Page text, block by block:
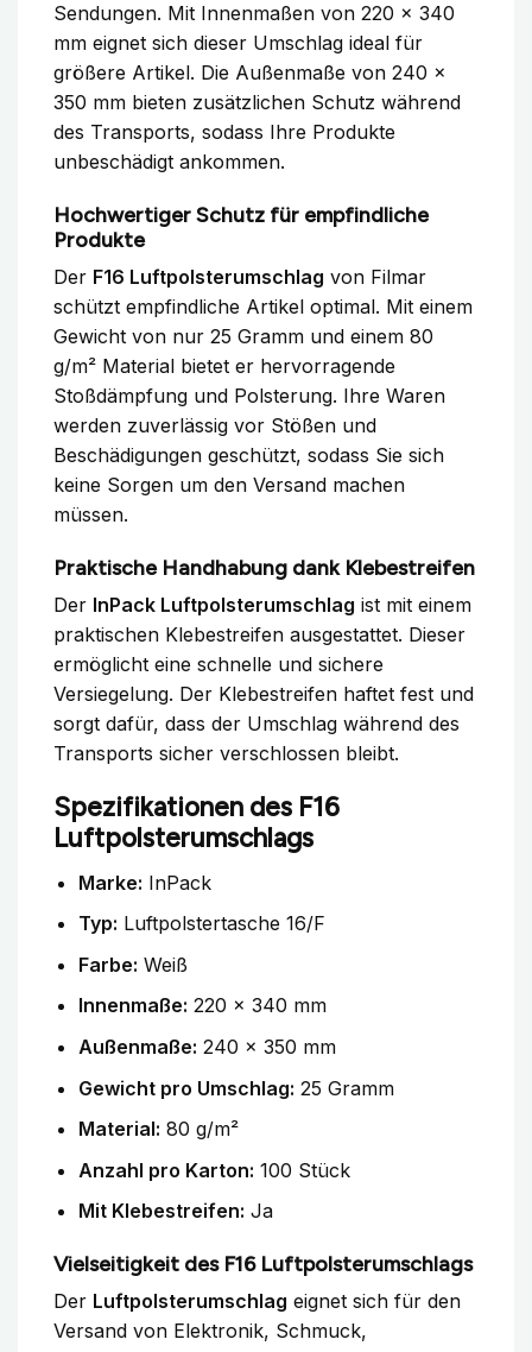
Sendungen. Mit Innenmaßen von 220 x 340
mm eignet sich dieser Umschlag ideal für
größere Artikel. Die Außenmaße von 240 x
350 mm bieten zusätzlichen Schutz während
des Transports, sodass Ihre Produkte
unbeschädigt ankommen.
Hochwertiger Schutz für empfindliche
Produkte
Der F16 Luftpolsterumschlag von Filmar
schützt empfindliche Artikel optimal. Mit einem
Gewicht von nur 25 Gramm und einem 80
g/m² Material bietet er hervorragende
Stoßdämpfung und Polsterung. Ihre Waren
werden zuverlässig vor Stößen und
Beschädigungen geschützt, sodass Sie sich
keine Sorgen um den Versand machen
müssen.
Praktische Handhabung dank Klebestreifen
Der InPack Luftpolsterumschlag ist mit einem
praktischen Klebestreifen ausgestattet. Dieser
ermöglicht eine schnelle und sichere
Versiegelung. Der Klebestreifen haftet fest und
sorgt dafür, dass der Umschlag während des
Transports sicher verschlossen bleibt.
Spezifikationen des F16
Luftpolsterumschlags
Marke: InPack
Typ: Luftpolstertasche 16/F
Farbe: Weiß
Innenmaße: 220 x 340 mm
Außenmaße: 240 x 350 mm
Gewicht pro Umschlag: 25 Gramm
Material: 80 g/m²
Anzahl pro Karton: 100 Stück
Mit Klebestreifen: Ja
Vielseitigkeit des F16 Luftpolsterumschlags
Der Luftpolsterumschlag eignet sich für den
Versand von Elektronik, Schmuck,